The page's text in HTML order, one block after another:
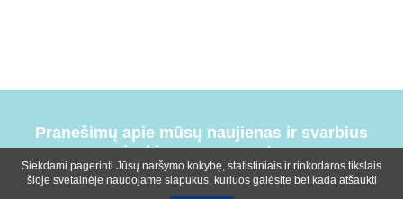
Pranešimų apie mūsų naujienas ir svarbius
įvykius prenumerata
Siekdami pagerinti Jūsų naršymo kokybę, statistiniais ir rinkodaros tikslais
šioje svetainėje naudojame slapukus, kuriuos galėsite bet kada atšaukti